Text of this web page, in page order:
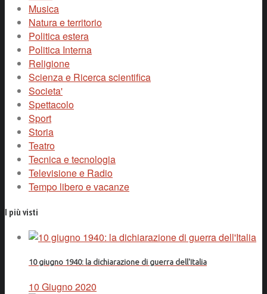
Musica
Natura e territorio
Politica estera
Politica Interna
Religione
Scienza e Ricerca scientifica
Societa'
Spettacolo
Sport
Storia
Teatro
Tecnica e tecnologia
Televisione e Radio
Tempo libero e vacanze
I più visti
10 giugno 1940: la dichiarazione di guerra dell'Italia
10 Giugno 2020